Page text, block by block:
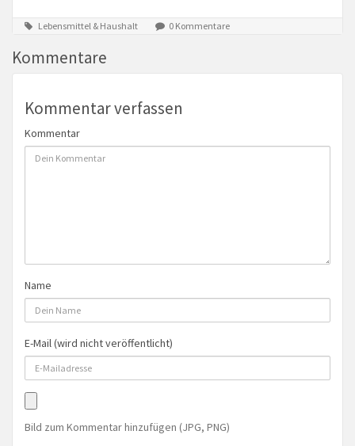
Lebensmittel & Haushalt 0 Kommentare
Kommentare
Kommentar verfassen
Kommentar
Name
E-Mail (wird nicht veröffentlicht)
Bild zum Kommentar hinzufügen (JPG, PNG)